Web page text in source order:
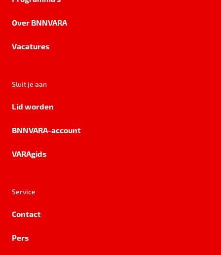
Over BNNVARA
Vacatures
Sluit je aan
Lid worden
BNNVARA-account
VARAgids
Service
Contact
Pers